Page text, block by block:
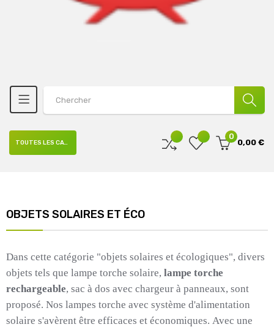
0
0,00 €
TOUTES LES CATÉGORIES
OBJETS SOLAIRES ET ÉCO
Dans cette catégorie "objets solaires et écologiques", divers
objets tels que lampe torche solaire, lampe torche
rechargeable, sac à dos avec chargeur à panneaux, sont
proposé. Nos lampes torche avec système d'alimentation
solaire s'avèrent être efficaces et économiques. Avec une